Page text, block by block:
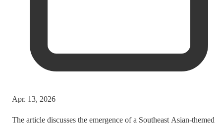
Apr. 13, 2026
The article discusses the emergence of a Southeast Asian-themed